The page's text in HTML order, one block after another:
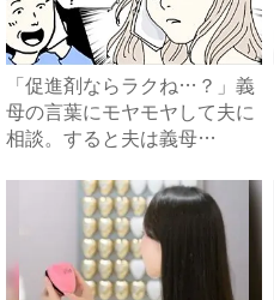
「促進剤ならラクね…？」義
母の言葉にモヤモヤして夫に
相談。すると夫は義母